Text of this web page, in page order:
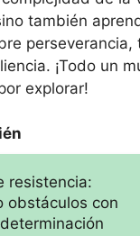
también
perseverancia,
¡Todo un
explorar!
resistencia:
obstáculos con